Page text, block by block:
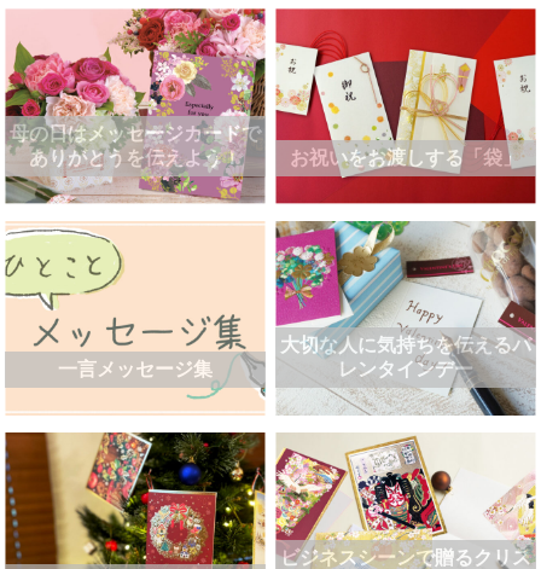
母の日はメッセージカードで
ありがとうを伝えよう！
お祝いをお渡しする「袋」
一言メッセージ集
大切な人に気持ちを伝えるバ
レンタインデー
ビジネスシーンで贈るクリス